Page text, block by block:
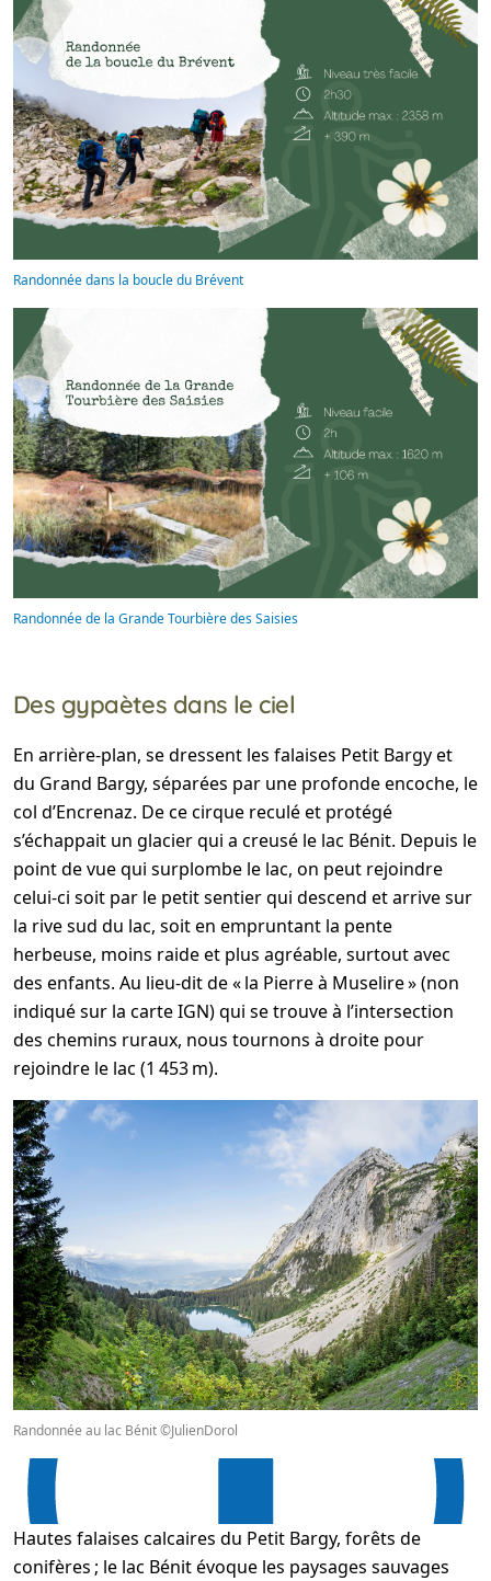
Randonnée dans la boucle du Brévent
Randonnée de la Grande Tourbière des Saisies
Des gypaètes dans le ciel
En arrière-plan, se dressent les falaises Petit Bargy et
du Grand Bargy, séparées par une profonde encoche, le
col d’Encrenaz. De ce cirque reculé et protégé
s’échappait un glacier qui a creusé le lac Bénit. Depuis le
point de vue qui surplombe le lac, on peut rejoindre
celui-ci soit par le petit sentier qui descend et arrive sur
la rive sud du lac, soit en empruntant la pente
herbeuse, moins raide et plus agréable, surtout avec
des enfants. Au lieu-dit de « la Pierre à Muselire » (non
indiqué sur la carte IGN) qui se trouve à l’intersection
des chemins ruraux, nous tournons à droite pour
rejoindre le lac (1 453 m).
Randonnée au lac Bénit ©JulienDorol
Hautes falaises calcaires du Petit Bargy, forêts de
conifères ; le lac Bénit évoque les paysages sauvages